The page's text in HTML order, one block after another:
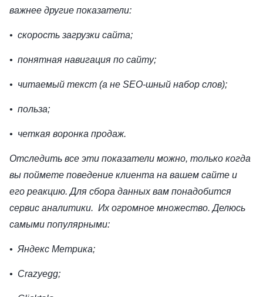
важнее другие показатели:
• скорость загрузки сайта;
• понятная навигация по сайту;
• читаемый текст (а не SEO-шный набор слов);
• польза;
• четкая воронка продаж.
Отследить все эти показатели можно, только когда
вы поймете поведение клиента на вашем сайте и
его реакцию. Для сбора данных вам понадобится
сервис аналитики. Их огромное множество. Делюсь
самыми популярными:
• Яндекс Метрика;
• Сrazyegg;